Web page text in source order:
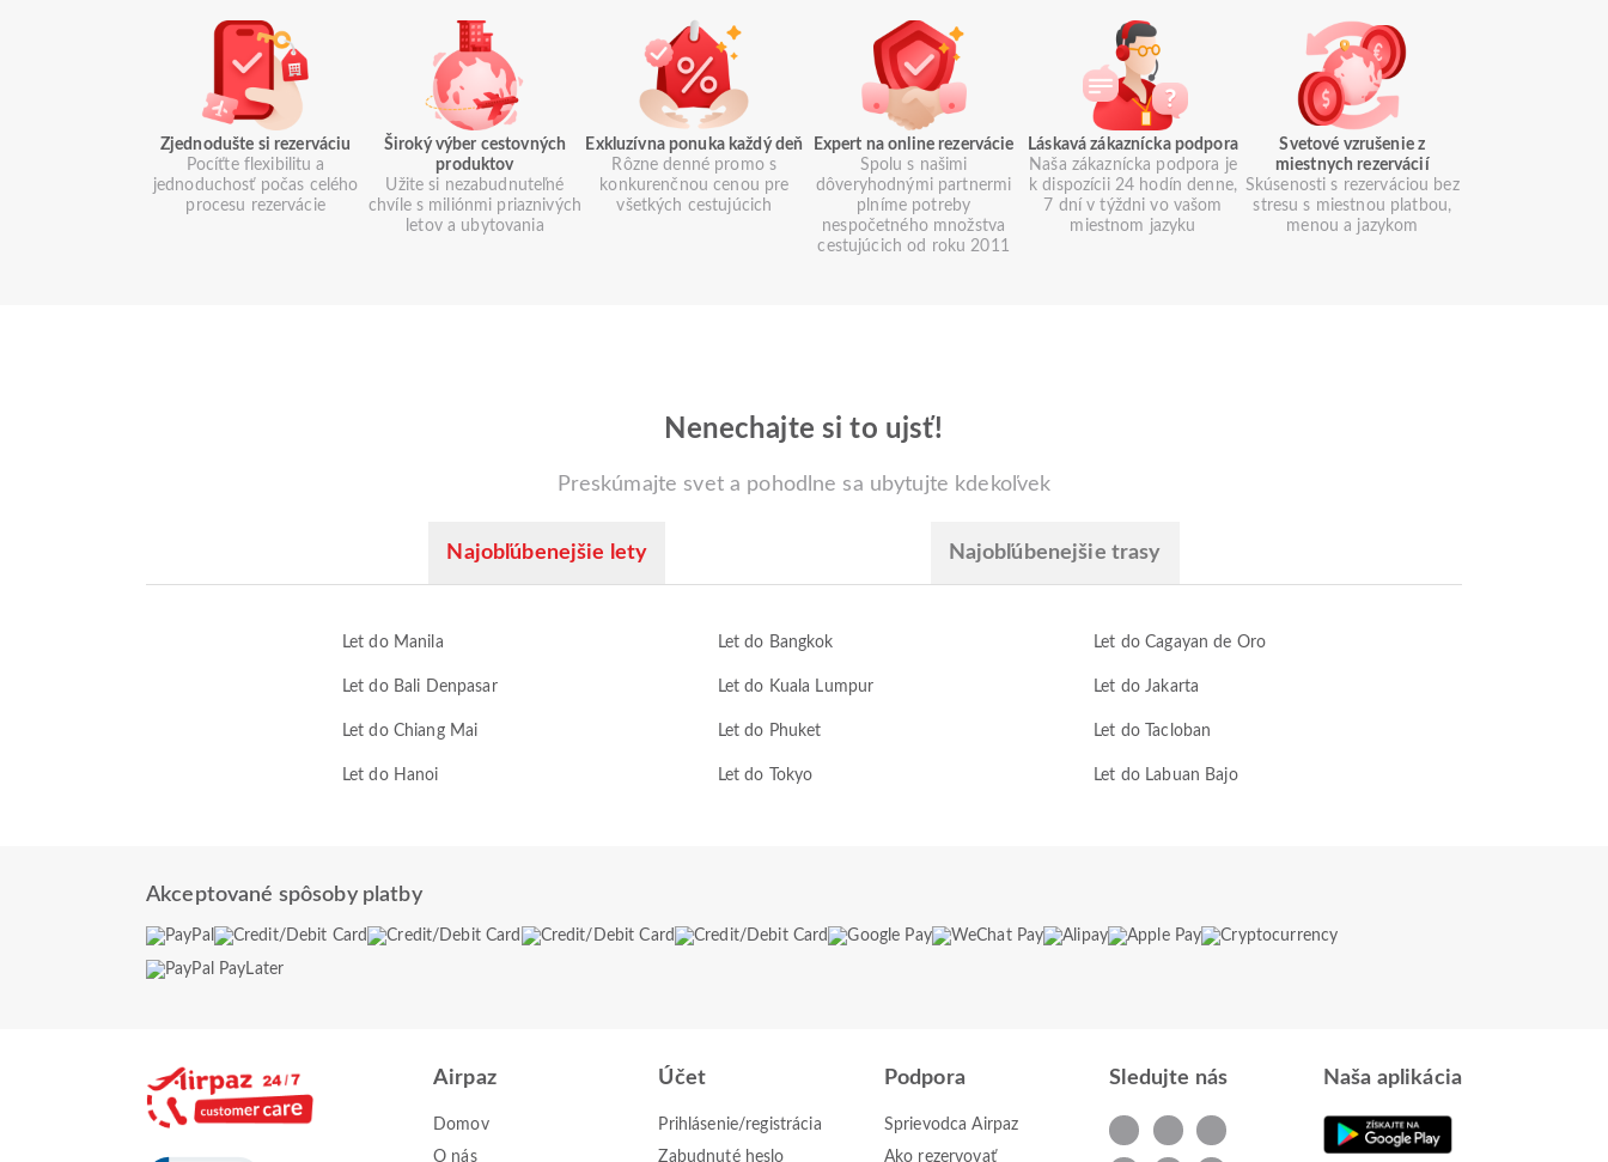
Zjednodušte si rezerváciu
Pocíťte flexibilitu a
jednoduchosť počas celého
procesu rezervácie
Široký výber cestovných
produktov
Užite si nezabudnuteľné
chvíle s miliónmi priaznivých
letov a ubytovania
Exkluzívna ponuka každý deň
Rôzne denné promo s
konkurenčnou cenou pre
všetkých cestujúcich
Expert na online rezervácie
Spolu s našimi
dôveryhodnými partnermi
plníme potreby
nespočetného množstva
cestujúcich od roku 2011
Láskavá zákaznícka podpora
Naša zákaznícka podpora je
k dispozícii 24 hodín denne,
7 dní v týždni vo vašom
miestnom jazyku
Svetové vzrušenie z
miestnych rezervácií
Skúsenosti s rezerváciou bez
stresu s miestnou platbou,
menou a jazykom
Nenechajte si to ujsť!
Preskúmajte svet a pohodlne sa ubytujte kdekoľvek
Najobľúbenejšie lety Najobľúbenejšie trasy
Let do Manila Let do Bangkok Let do Cagayan de Oro
Let do Bali Denpasar Let do Kuala Lumpur Let do Jakarta
Let do Chiang Mai Let do Phuket Let do Tacloban
Let do Hanoi Let do Tokyo Let do Labuan Bajo
Akceptované spôsoby platby
Airpaz
Domov
O nás
Účet
Prihlásenie/registrácia
Zabudnuté heslo
Podpora
Sprievodca Airpaz
Ako rezervovať
Sledujte nás Naša aplikácia